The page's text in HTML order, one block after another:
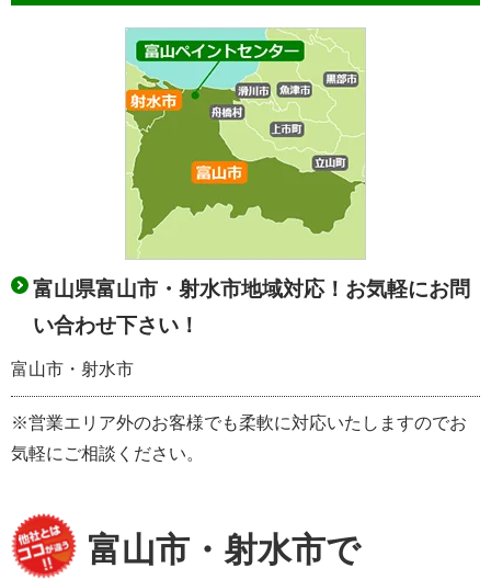
富山県富山市・射水市地域対応！お気軽にお問
い合わせ下さい！
富山市・射水市
※営業エリア外のお客様でも柔軟に対応いたしますのでお
気軽にご相談ください。
富山市・射水市で